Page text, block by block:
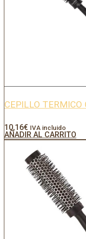
CEPILLO
10,16€ IVA incluido
AÑADIR AL CARRITO